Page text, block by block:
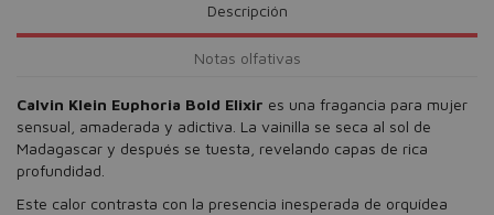
Descripción
Notas olfativas
Calvin Klein Euphoria Bold Elixir es una fragancia para mujer
sensual, amaderada y adictiva. La vainilla se seca al sol de
Madagascar y después se tuesta, revelando capas de rica
profundidad.
Este calor contrasta con la presencia inesperada de orquídea